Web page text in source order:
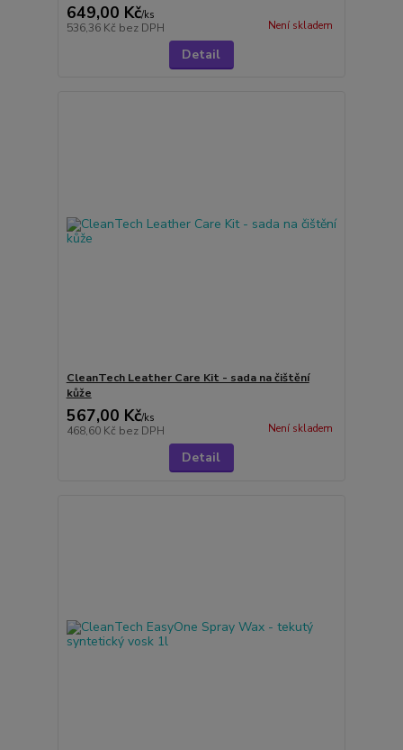
649,00 Kč/ks
536,36 Kč bez DPH Není skladem
Detail
CleanTech Leather Care Kit - sada na čištění
kůže
567,00 Kč/ks
468,60 Kč bez DPH Není skladem
Detail